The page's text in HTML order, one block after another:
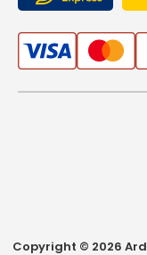
Copyright © 2026